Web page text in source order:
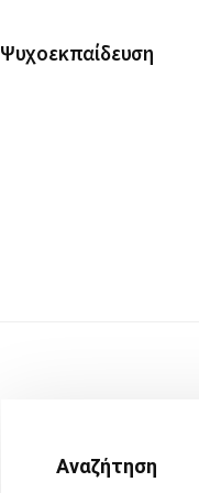
Ψυχοεκπαίδευση
Πλευρική
Αναζήτηση